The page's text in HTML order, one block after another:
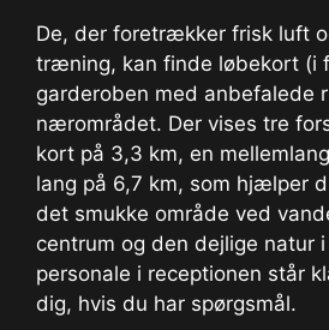
De, der foretrækker frisk luft
træning, kan finde løbekort (i
garderoben med anbefalede
nærområdet. Der vises tre
kort på 3,3 km, en
lang på 6,7 km, som hjælper
det smukke område ved
centrum og den dejlige natur
personale i receptionen står
dig, hvis du har spørgsmål.